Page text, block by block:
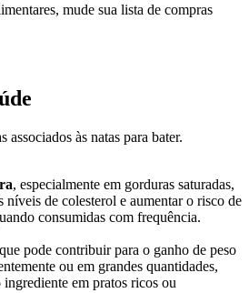
mude sua lista de compras
associados às natas para bater.
, especialmente em gorduras saturadas,
níveis de colesterol e aumentar o risco de
consumidas com frequência.
pode contribuir para o ganho de peso
ou em grandes quantidades,
em pratos ricos ou